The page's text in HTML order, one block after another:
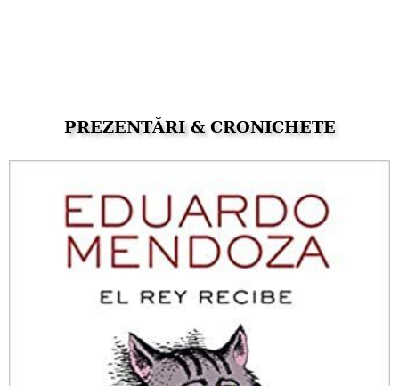
PREZENTĂRI & CRONICHETE